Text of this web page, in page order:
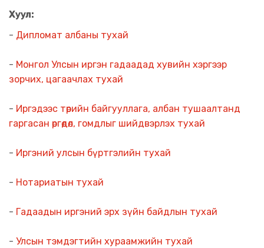
Хуул:
- Дипломат албаны тухай
- Монгол Улсын иргэн гадаадад хувийн хэргээр
зорчих, цагаачлах тухай
- Иргэдээс төрийн байгууллага, албан тушаалтанд
гаргасан өргөдөл, гомдлыг шийдвэрлэх тухай
- Иргэний улсын бүртгэлийн тухай
- Нотариатын тухай
- Гадаадын иргэний эрх зүйн байдлын тухай
- Улсын тэмдэгтийн хураамжийн тухай